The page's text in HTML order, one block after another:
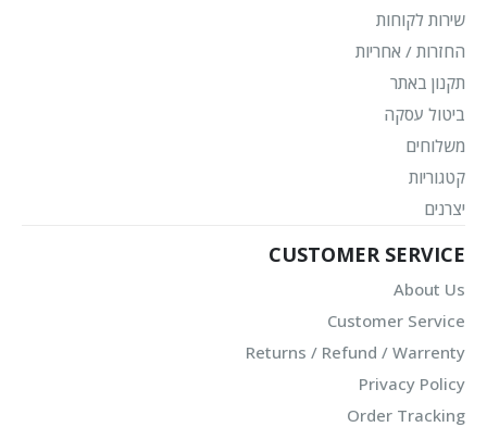
שירות לקוחות
החזרות / אחריות
תקנון באתר
ביטול עסקה
משלוחים
קטגוריות
יצרנים
CUSTOMER SERVICE
About Us
Customer Service
Returns / Refund / Warrenty
Privacy Policy
Order Tracking